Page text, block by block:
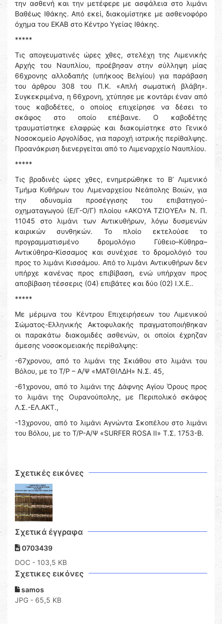
την ασθενή και την μετέφερε με ασφάλεια στο λιμάνι
Βαθέως Ιθάκης. Από εκεί, διακομίστηκε με ασθενοφόρο
όχημα του ΕΚΑΒ στο Κέντρο Υγείας Ιθάκης.
*****
Τις απογευματινές ώρες χθες, στελέχη της Λιμενικής
Αρχής του Ναυπλίου, προέβησαν στην σύλληψη μίας
66χρονης αλλοδαπής (υπήκοος Βελγίου) για παράβαση
του άρθρου 308 του Π.Κ. «Απλή σωματική βλάβη».
Συγκεκριμένα, η 66χρονη, χτύπησε με κοντάρι έναν από
τους καβοδέτες, ο οποίος επιχείρησε να δέσει το
σκάφος στο οποίο επέβαινε. Ο καβοδέτης
τραυματίστηκε ελαφρώς και διακομίστηκε στο Γενικό
Νοσοκομείο Αργολίδας, για παροχή ιατρικής περίθαλψης.
Προανάκριση διενεργείται από το Λιμεναρχείο Ναυπλίου.
*****
Τις βραδινές ώρες χθες, ενημερώθηκε το Β’ Λιμενικό
Τμήμα Κυθήρων του Λιμεναρχείου Νεάπολης Βοιών, για
την αδυναμία προσέγγισης του επιβατηγού-
οχηματαγωγού (Ε/Γ-Ο/Γ) πλοίου «ΑΚΟΥΑ ΤΖΙΟΥΕΛ» Ν. Π.
11045 στο λιμάνι των Αντικυθήρων, λόγω δυσμενών
καιρικών συνθηκών. Το πλοίο εκτελούσε το
προγραμματισμένο δρομολόγιο Γύθειο–Κύθηρα–
Αντικύθηρα-Κίσσαμος και συνέχισε το δρομολόγιό του
προς το λιμάνι Κισσάμου. Από το λιμάνι Αντικυθήρων δεν
υπήρχε κανένας προς επιβίβαση, ενώ υπήρχαν προς
αποβίβαση τέσσερις (04) επιβάτες και δύο (02) Ι.Χ.Ε..
*****
Με μέριμνα του Κέντρου Επιχειρήσεων του Λιμενικού
Σώματος-Ελληνικής Ακτοφυλακής πραγματοποιήθηκαν
οι παρακάτω διακομιδές ασθενών, οι οποίοι έχρηζαν
άμεσης νοσοκομειακής περίθαλψης:
-67χρονου, από το λιμάνι της Σκιάθου στο λιμάνι του
Βόλου, με το Τ/Ρ – Α/Ψ «ΜΑΤΘΙΛΔΗ» Ν.Σ. 45,
-61χρονου, από το λιμάνι της Δάφνης Αγίου Όρους προς
το λιμάνι της Ουρανούπολης, με Περιπολικό σκάφος
Λ.Σ.-ΕΛ.ΑΚΤ.,
-13χρονου, από το λιμάνι Αγνώντα Σκοπέλου στο λιμάνι
του Βόλου, με το Τ/Ρ-Α/Ψ «SURFER ROSA II» Τ.Σ. 1753-Β.
Σχετικές εικόνες
Σχετικά έγγραφα
0703439
DOC - 103,5 KB
Σχετικες εικόνες
samos
JPG - 65,5 KB